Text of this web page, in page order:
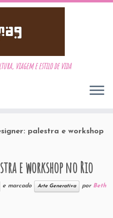
viagem e estilo de vida
palestra e workshop
e workshop no Rio
e marcado Arte Generativa por Beth